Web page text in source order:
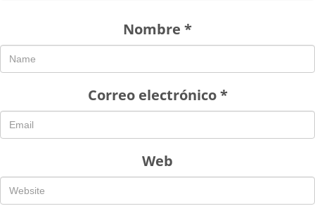
Nombre *
Correo electrónico*
Web